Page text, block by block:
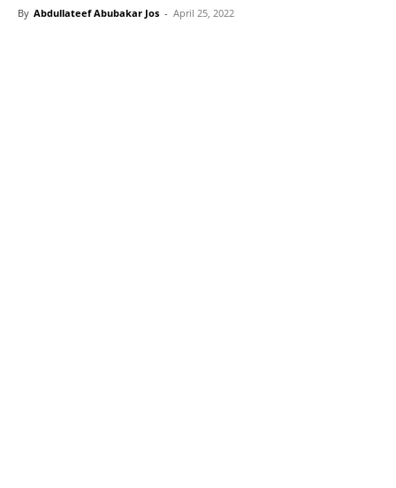
By Abdullateef Abubakar Jos - April 25, 2022